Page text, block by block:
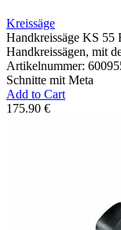
Kreissäge
Handkreissäge KS
Handkreissägen, mit
Artikelnummer:
Schnitte mit Meta
Add to Cart
175.90 €